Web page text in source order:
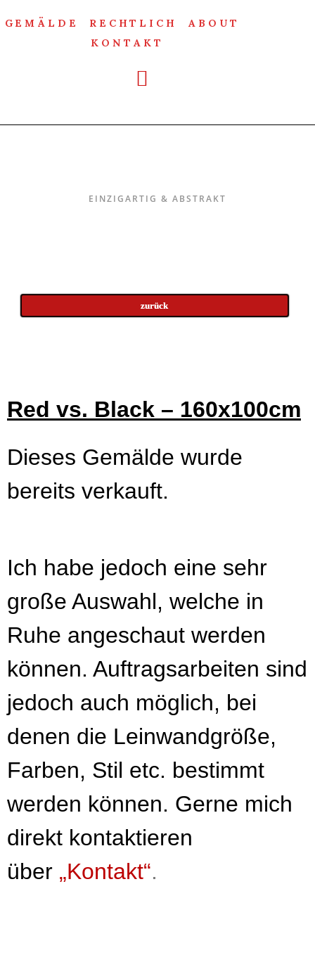
GEMÄLDE RECHTLICH ABOUT
KONTAKT
EINZIGARTIG & ABSTRAKT
zurück
Red vs. Black – 160x100cm
Dieses Gemälde wurde
bereits verkauft.
Ich habe jedoch eine sehr
große Auswahl, welche in
Ruhe angeschaut werden
können. Auftragsarbeiten sind
jedoch auch möglich, bei
denen die Leinwandgröße,
Farben, Stil etc. bestimmt
werden können. Gerne mich
direkt kontaktieren
über „Kontakt“.